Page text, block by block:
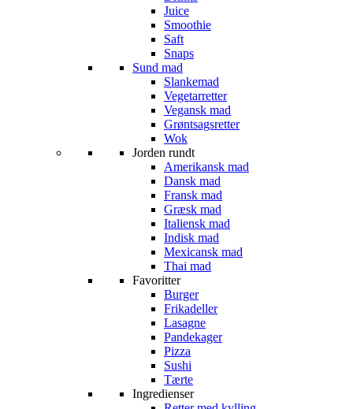
Juice
Smoothie
Saft
Snaps
Sund mad
Slankemad
Vegetarretter
Vegansk mad
Grøntsagsretter
Wok
Jorden rundt
Amerikansk mad
Dansk mad
Fransk mad
Græsk mad
Italiensk mad
Indisk mad
Mexicansk mad
Thai mad
Favoritter
Burger
Frikadeller
Lasagne
Pandekager
Pizza
Sushi
Tærte
Ingredienser